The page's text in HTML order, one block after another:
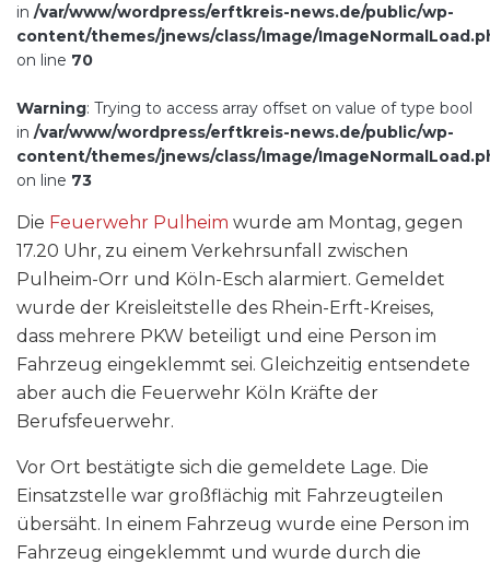
in /var/www/wordpress/erftkreis-news.de/public/wp-
content/themes/jnews/class/Image/
on line 70
Warning: Trying to access array offset on value of type bool
in /var/www/wordpress/erftkreis-news.de/public/wp-
content/themes/jnews/class/Image/
on line 73
Die Feuerwehr Pulheim wurde am Montag, gegen
17.20 Uhr, zu einem Verkehrsunfall zwischen
Pulheim-Orr und Köln-Esch alarmiert. Gemeldet
wurde der Kreisleitstelle des Rhein-Erft-Kreises,
dass mehrere PKW beteiligt und eine Person im
Fahrzeug eingeklemmt sei. Gleichzeitig entsendete
aber auch die Feuerwehr Köln Kräfte der
Berufsfeuerwehr.
Vor Ort bestätigte sich die gemeldete Lage. Die
Einsatzstelle war großflächig mit Fahrzeugteilen
übersäht. In einem Fahrzeug wurde eine Person im
Fahrzeug eingeklemmt und wurde durch die